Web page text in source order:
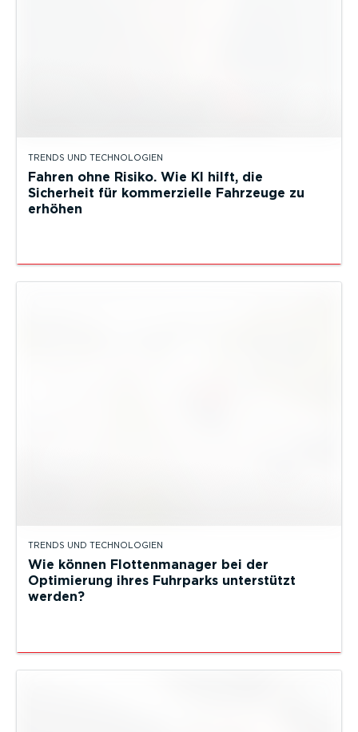
TRENDS UND TECHNOLOGIEN
Fahren ohne Risiko. Wie KI hilft, die
Sicherheit für kommerzielle Fahrzeuge zu
erhöhen
TRENDS UND TECHNOLOGIEN
Wie können Flottenmanager bei der
Optimierung ihres Fuhrparks unterstützt
werden?